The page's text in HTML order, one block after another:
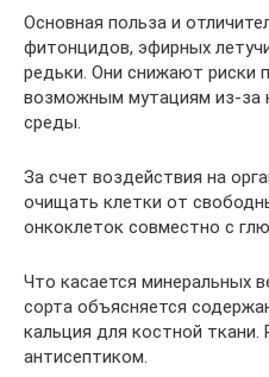
Основная польза и
фитонцидов, эфирных
редьки. Они снижают риски
возможным мутациям из-за
среды.
За счет воздействия на
очищать клетки от
онкоклеток совместно с
Что касается минеральных
сорта объясняется
кальция для костной ткани.
антисептиком.